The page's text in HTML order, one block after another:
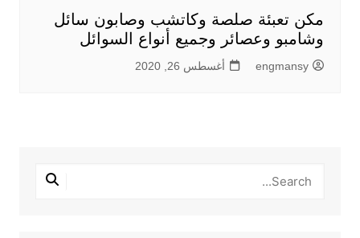
مكن تعبئة صلصة وكاتشب وصابون سائل
وشامبو وعصائر وجميع أنواع السوائل
engmansy أغسطس 26, 2020